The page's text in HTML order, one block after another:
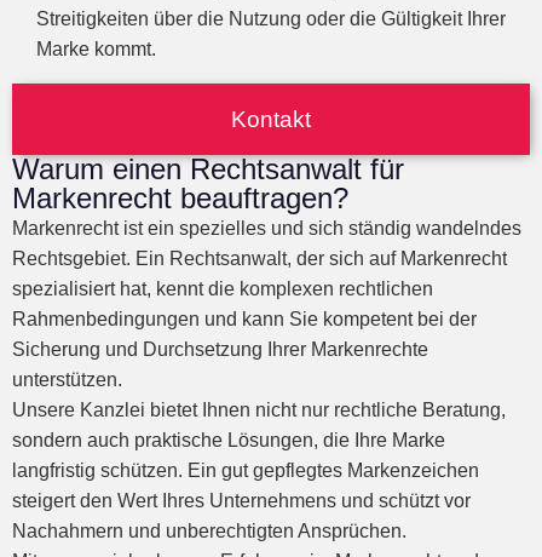
Streitigkeiten über die Nutzung oder die Gültigkeit Ihrer
Marke kommt.
Kontakt
Warum einen Rechtsanwalt für
Markenrecht beauftragen?
Markenrecht ist ein spezielles und sich ständig wandelndes
Rechtsgebiet. Ein Rechtsanwalt, der sich auf Markenrecht
spezialisiert hat, kennt die komplexen rechtlichen
Rahmenbedingungen und kann Sie kompetent bei der
Sicherung und Durchsetzung Ihrer Markenrechte
unterstützen.
Unsere Kanzlei bietet Ihnen nicht nur rechtliche Beratung,
sondern auch praktische Lösungen, die Ihre Marke
langfristig schützen. Ein gut gepflegtes Markenzeichen
steigert den Wert Ihres Unternehmens und schützt vor
Nachahmern und unberechtigten Ansprüchen.